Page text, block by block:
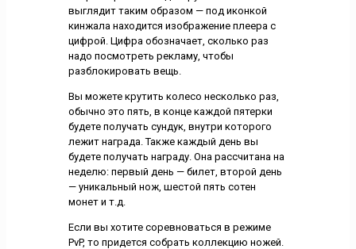
выглядит таким образом — под иконкой
кинжала находится изображение плеера с
цифрой. Цифра обозначает, сколько раз
надо посмотреть рекламу, чтобы
разблокировать вещь.
Вы можете крутить колесо несколько раз,
обычно это пять, в конце каждой пятерки
будете получать сундук, внутри которого
лежит награда. Также каждый день вы
будете получать награду. Она рассчитана на
неделю: первый день — билет, второй день
— уникальный нож, шестой пять сотен
монет и т.д.
Если вы хотите соревноваться в режиме
PvP, то придется собрать коллекцию ножей.